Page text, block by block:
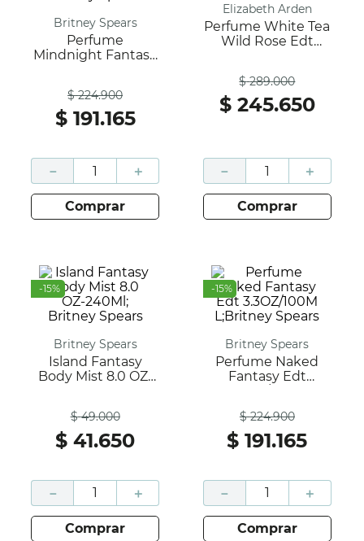
Britney Spears
Perfume
Mindnight Fantasy
$ 224.900
$ 191.165
＋
－
comprar
Elizabeth Arden
Perfume White Tea
Wild Rose Edt
$ 289.000
$ 245.650
＋
－
comprar
-15%
Britney Spears
Body Mist 8.0 OZ-
$ 49.000
$ 41.650
＋
－
comprar
-15%
Britney Spears
Perfume Naked
Fantasy Edt
$ 224.900
$ 191.165
＋
－
comprar